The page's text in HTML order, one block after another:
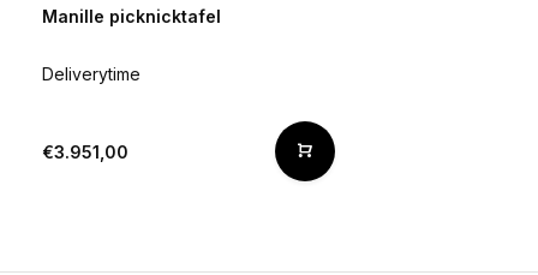
Manille picknicktafel
Deliverytime
€3.951,00